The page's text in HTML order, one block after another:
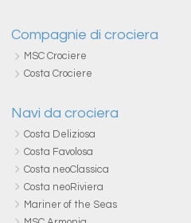
Compagnie di crociera
MSC Crociere
Costa Crociere
Navi da crociera
Costa Deliziosa
Costa Favolosa
Costa neoClassica
Costa neoRiviera
Mariner of the Seas